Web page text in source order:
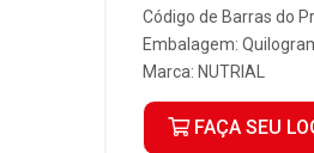
Código de Barras do
Embalagem:
Marca: NUTRIAL
FAÇA SEU